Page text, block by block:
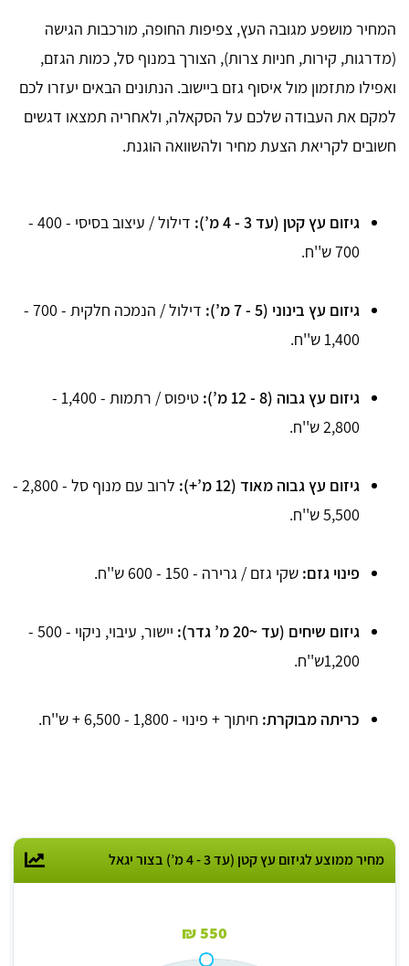
המחיר מושפע מגובה העץ, צפיפות החופה, מורכבות הגישה
(מדרגות, קירות, חניות צרות), הצורך במנוף סל, כמות הגזם,
ואפילו מתזמון מול איסוף גזם ביישוב. הנתונים הבאים יעזרו לכם
למקם את העבודה שלכם על הסקאלה, ולאחריה תמצאו דגשים
חשובים לקריאת הצעת מחיר ולהשוואה הוגנת.
גיזום עץ קטן (עד 3 - 4 מ’):
דילול / עיצוב בסיסי - 400 -
700 ש''ח.
גיזום עץ בינוני (5 - 7 מ’):
דילול / הנמכה חלקית - 700 -
1,400 ש''ח.
גיזום עץ גבוה (8 - 12 מ’):
טיפוס / רתמות - 1,400 -
2,800 ש''ח.
גיזום עץ גבוה מאוד (12 מ’+):
לרוב עם מנוף סל - 2,800 -
5,500 ש''ח.
פינוי גזם: שקי גזם / גרירה - 150 - 600 ש''ח.
גיזום שיחים (עד ~20 מ’ גדר):
יישור, עיבוי, ניקוי - 500 -
1,200ש''ח.
כריתה מבוקרת: חיתוך + פינוי - 1,800 - 6,500 + ש''ח.
מחיר ממוצע לגיזום עץ קטן (עד 3 - 4 מ’) בצור יגאל
550 ₪